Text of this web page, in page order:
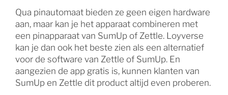
Qua pinautomaat bieden ze geen eigen hardware
aan, maar kan je het apparaat combineren met
een pinapparaat van SumUp of Zettle. Loyverse
kan je dan ook het beste zien als een alternatief
voor de software van Zettle of SumUp. En
aangezien de app gratis is, kunnen klanten van
SumUp en Zettle dit product altijd even proberen.